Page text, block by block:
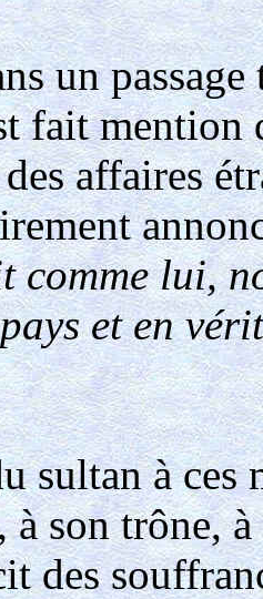
un
fait mention
affaires
comme lui,
et en
sultan à ces
à son trône,
des